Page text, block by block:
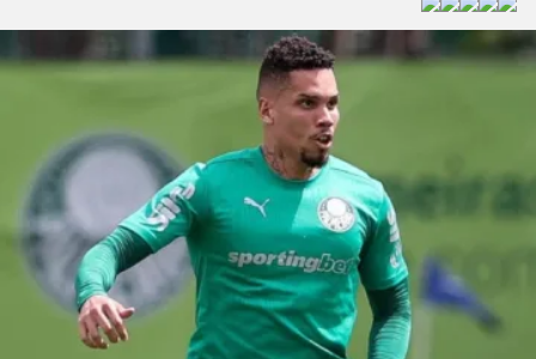
DE
INDICAÇÃO
BET365
CÓDIGO
BETANO
MELHORES
PAULO
SANTOS
FLAMENGO
A
LIBERTADORES
COPA
DO
BRASIL
PREMIER
LEAGUE
DA
BOLA
PALPITES